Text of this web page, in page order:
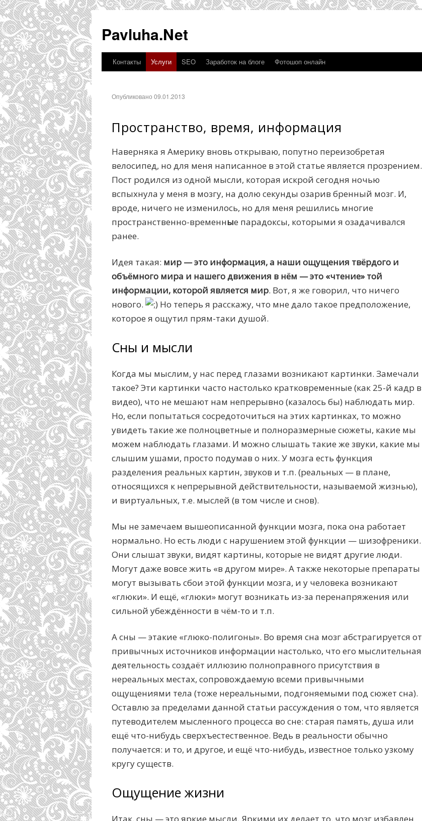
Pavluha.Net
Контакты Услуги SEO Заработок на блоге Фотошоп онлайн
Опубликовано 09.01.2013
Пространство, время, информация
Наверняка я Америку вновь открываю, попутно переизобретая
велосипед, но для меня написанное в этой статье является прозрением.
Пост родился из одной мысли, которая искрой сегодня ночью
вспыхнула у меня в мозгу, на долю секунды озарив бренный мозг. И,
вроде, ничего не изменилось, но для меня решились многие
пространственно-временные парадоксы, которыми я озадачивался
ранее.
Идея такая: мир — это информация, а наши ощущения твёрдого и
объёмного мира и нашего движения в нём — это «чтение» той
информации, которой является мир. Вот, я же говорил, что ничего
нового.
Но теперь я расскажу, что мне дало такое предположение,
которое я ощутил прям-таки душой.
Сны и мысли
Когда мы мыслим, у нас перед глазами возникают картинки. Замечали
такое? Эти картинки часто настолько кратковременные (как 25-й кадр в
видео), что не мешают нам непрерывно (казалось бы) наблюдать мир.
Но, если попытаться сосредоточиться на этих картинках, то можно
увидеть такие же полноцветные и полноразмерные сюжеты, какие мы
можем наблюдать глазами. И можно слышать такие же звуки, какие мы
слышим ушами, просто подумав о них. У мозга есть функция
разделения реальных картин, звуков и т.п. (реальных — в плане,
относящихся к непрерывной действительности, называемой жизнью),
и виртуальных, т.е. мыслей (в том числе и снов).
Мы не замечаем вышеописанной функции мозга, пока она работает
нормально. Но есть люди с нарушением этой функции — шизофреники.
Они слышат звуки, видят картины, которые не видят другие люди.
Могут даже вовсе жить «в другом мире». А также некоторые препараты
могут вызывать сбои этой функции мозга, и у человека возникают
«глюки». И ещё, «глюки» могут возникать из-за перенапряжения или
сильной убеждённости в чём-то и т.п.
А сны — этакие «глюко-полигоны». Во время сна мозг абстрагируется от
привычных источников информации настолько, что его мыслительная
деятельность создаёт иллюзию полноправного присутствия в
нереальных местах, сопровождаемую всеми привычными
ощущениями тела (тоже нереальными, подгоняемыми под сюжет сна).
Оставлю за пределами данной статьи рассуждения о том, что является
путеводителем мысленного процесса во сне: старая память, душа или
ещё что-нибудь сверхъестественное. Ведь в реальности обычно
получается: и то, и другое, и ещё что-нибудь, известное только узкому
кругу существ.
Ощущение жизни